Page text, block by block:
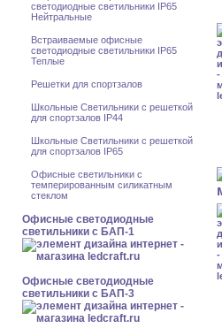
светодиодные светильники IP65
Нейтральные
Встраиваемые офисные
светодиодные светильники IP65
Теплые
Решетки для спортзалов
Школьные Светильники с решеткой
для спортзалов IP44
Школьные Светильники с решеткой
для спортзалов IP65
Офисные светильники с
темперированным силикатным
стеклом
Офисные светодиодные
светильники с БАП-1
Офисные светодиодные
светильники с БАП-3